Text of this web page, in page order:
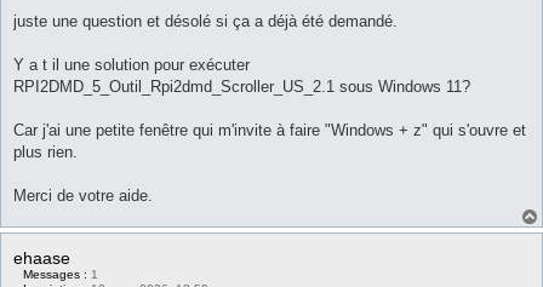
juste une question et désolé si ça a déjà été demandé.
Y a t il une solution pour exécuter
RPI2DMD_5_Outil_Rpi2dmd_Scroller_US_2.1 sous Windows 11?
Car j'ai une petite fenêtre qui m'invite à faire "Windows + z" qui s'ouvre et
plus rien.
Merci de votre aide.
ehaase
Messages : 1